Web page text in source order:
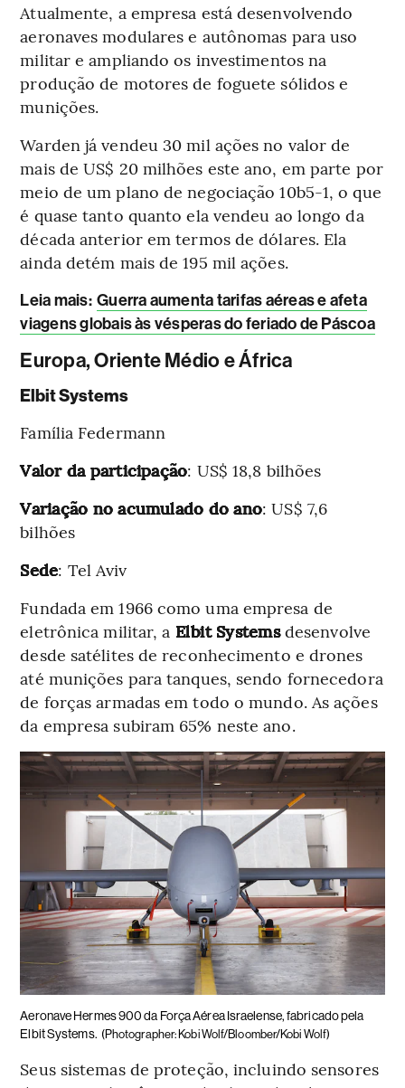
Atualmente, a empresa está desenvolvendo
aeronaves modulares e autônomas para uso
militar e ampliando os investimentos na
produção de motores de foguete sólidos e
munições.
Warden já vendeu 30 mil ações no valor de
mais de US$ 20 milhões este ano, em parte por
meio de um plano de negociação 10b5-1, o que
é quase tanto quanto ela vendeu ao longo da
década anterior em termos de dólares. Ela
ainda detém mais de 195 mil ações.
Leia mais: Guerra aumenta tarifas aéreas e afeta
viagens globais às vésperas do feriado de Páscoa
Europa, Oriente Médio e África
Elbit Systems
Família Federmann
Valor da participação: US$ 18,8 bilhões
Variação no acumulado do ano: US$ 7,6
bilhões
Sede: Tel Aviv
Fundada em 1966 como uma empresa de
eletrônica militar, a Elbit Systemsdesenvolve
desde satélites de reconhecimento e drones
até munições para tanques, sendo fornecedora
de forças armadas em todo o mundo. As ações
da empresa subiram 65% neste ano.
Aeronave Hermes 900 da Força Aérea Israelense, fabricado pela
Elbit Systems. (Photographer: Kobi Wolf/Bloomber/Kobi Wolf)
Seus sistemas de proteção, incluindo sensores